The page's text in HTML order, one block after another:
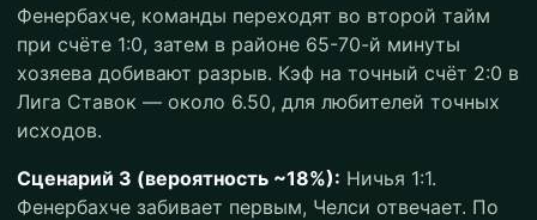
Фенербахче, команды переходят во второй тайм
при счёте 1:0, затем в районе 65-70-й минуты
хозяева добивают разрыв. Кэф на точный счёт 2:0 в
Лига Ставок — около 6.50, для любителей точных
исходов.
Сценарий 3 (вероятность ~18%): Ничья 1:1.
Фенербахче забивает первым, Челси отвечает. По